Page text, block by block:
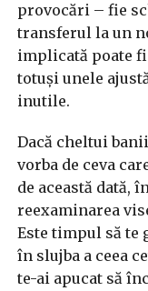
provocări – fie
transferul la un
implicată poate
totuși unele
inutile.
Dacă cheltui
vorba de ceva
de această dată,
reexaminarea
Este timpul să te
în slujba a ceea
te-ai apucat să